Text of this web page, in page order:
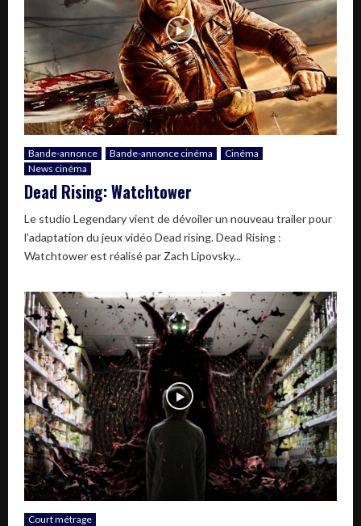
Bande-annonce Bande-annonce cinéma
Cinéma
News cinéma
Dead Rising: Watchtower
Le studio Legendary vient de dévoiler un nouveau trailer pour
l’adaptation du jeux vidéo Dead rising. Dead Rising :
Watchtower est réalisé par Zach Lipovsky...
Court métrage